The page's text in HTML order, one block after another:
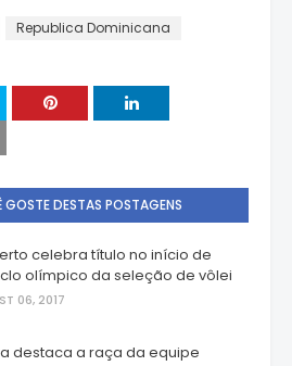
Republica Dominicana
GOSTE DESTAS POSTAGENS
celebra título no início de
olímpico da seleção de vôlei
06, 2017
destaca a raça da equipe